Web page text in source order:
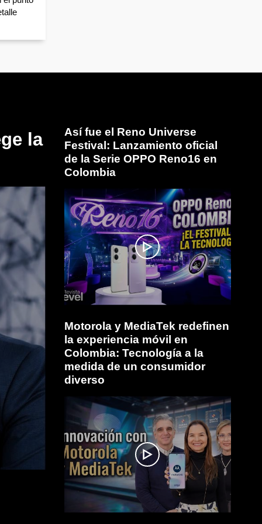
la
Así fue el Reno Universe
Festival: Lanzamiento oficial
de la Serie OPPO Reno16 en
Colombia
Motorola y MediaTek redefinen
la experiencia móvil en
Colombia: Tecnología a la
medida de un consumidor
diverso